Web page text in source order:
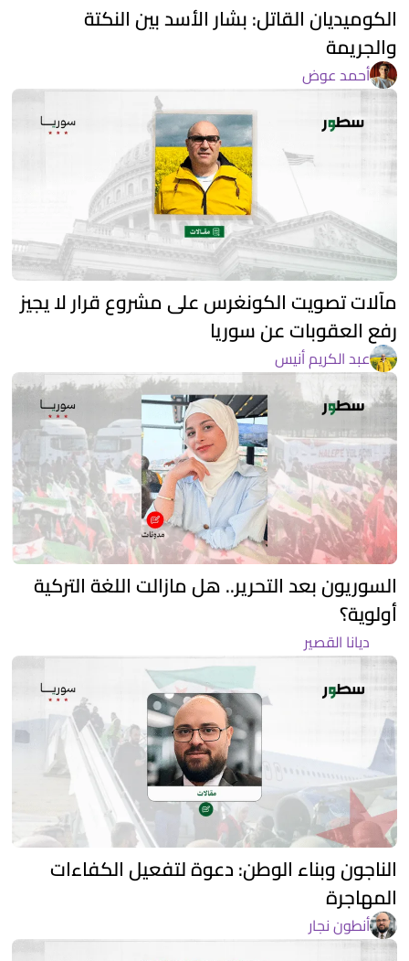
الكوميديان القاتل: بشار الأسد بين النكتة
والجريمة
أحمد عوض
مآلات تصويت الكونغرس على مشروع قرار لا يجيز
رفع العقوبات عن سوريا
عبد الكريم أنيس
السوريون بعد التحرير.. هل مازالت اللغة التركية
أولوية؟
ديانا القصير
الناجون وبناء الوطن: دعوة لتفعيل الكفاءات
المهاجرة
أنطون نجار